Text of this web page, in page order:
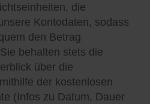
die
Kontodaten, sodass
den Betrag
behalten stets die
über die
der kostenlosen
(Infos zu Datum, Dauer